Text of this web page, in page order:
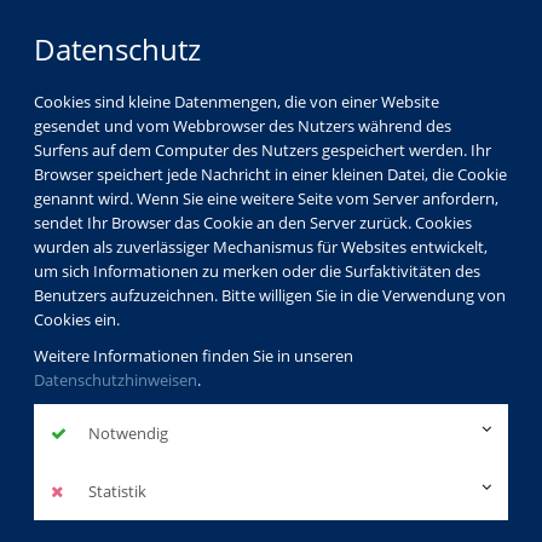
Datenschutz
Cookies sind kleine Datenmengen, die von einer Website
gesendet und vom Webbrowser des Nutzers während des
Surfens auf dem Computer des Nutzers gespeichert werden. Ihr
Browser speichert jede Nachricht in einer kleinen Datei, die Cookie
genannt wird. Wenn Sie eine weitere Seite vom Server anfordern,
sendet Ihr Browser das Cookie an den Server zurück. Cookies
wurden als zuverlässiger Mechanismus für Websites entwickelt,
um sich Informationen zu merken oder die Surfaktivitäten des
Benutzers aufzuzeichnen. Bitte willigen Sie in die Verwendung von
Cookies ein.
Weitere Informationen finden Sie in unseren
Datenschutzhinweisen.
Notwendig
Statistik